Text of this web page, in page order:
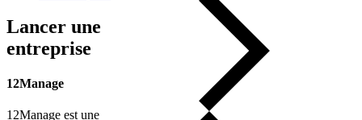
Lancer une
entreprise
12Manage
12Manage est une